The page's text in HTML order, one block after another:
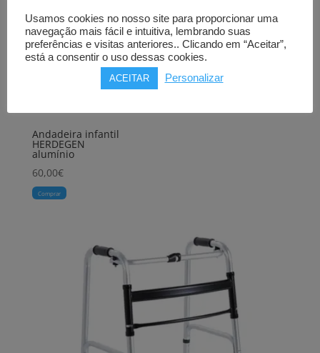
Andadeira infantil
HERDEGEN
alumínio
60,00€
Comprar
Usamos cookies no nosso site para proporcionar uma
navegação mais fácil e intuitiva, lembrando suas
preferências e visitas anteriores.. Clicando em “Aceitar”,
está a consentir o uso dessas cookies.
ACEITAR Personalizar